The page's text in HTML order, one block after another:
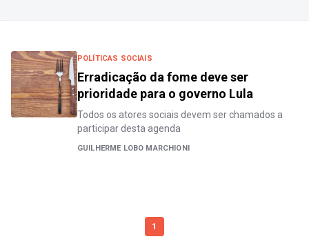
POLÍTICAS SOCIAIS
Erradicação da fome deve ser
prioridade para o governo Lula
Todos os atores sociais devem ser chamados a
participar desta agenda
GUILHERME LOBO MARCHIONI
1